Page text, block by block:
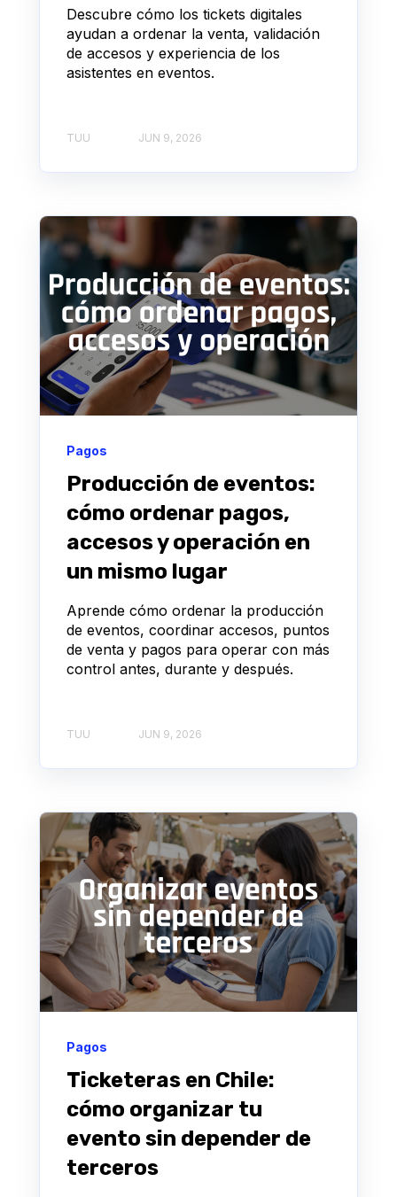
Descubre cómo los tickets digitales
ayudan a ordenar la venta, validación
de accesos y experiencia de los
asistentes en eventos.
TUU JUN 9, 2026
Pagos
Producción de eventos:
cómo ordenar pagos,
accesos y operación en
un mismo lugar
Aprende cómo ordenar la producción
de eventos, coordinar accesos, puntos
de venta y pagos para operar con más
control antes, durante y después.
TUU JUN 9, 2026
Pagos
Ticketeras en Chile:
cómo organizar tu
evento sin depender de
terceros